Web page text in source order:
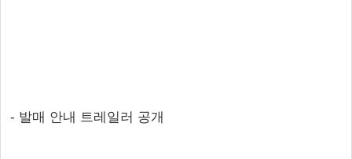
- 발매 안내 트레일러 공개